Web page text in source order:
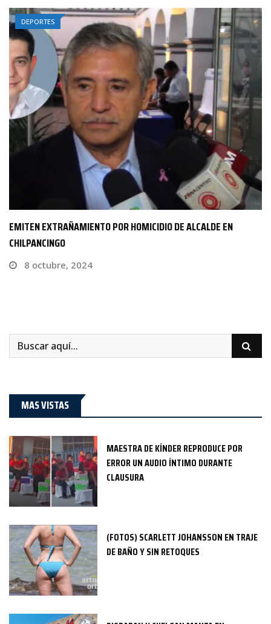
DEPORTES
AMLO RECONOCE A MARCELO EBRARD POR QUEDARSE EN…
14 noviembre, 2023
MAS VISTAS
MAESTRA DE KÍNDER REPRODUCE POR
ERROR UN AUDIO ÍNTIMO DURANTE
CLAUSURA
(FOTOS) SCARLETT JOHANSSON EN TRAJE
DE BAÑO Y SIN RETOQUES